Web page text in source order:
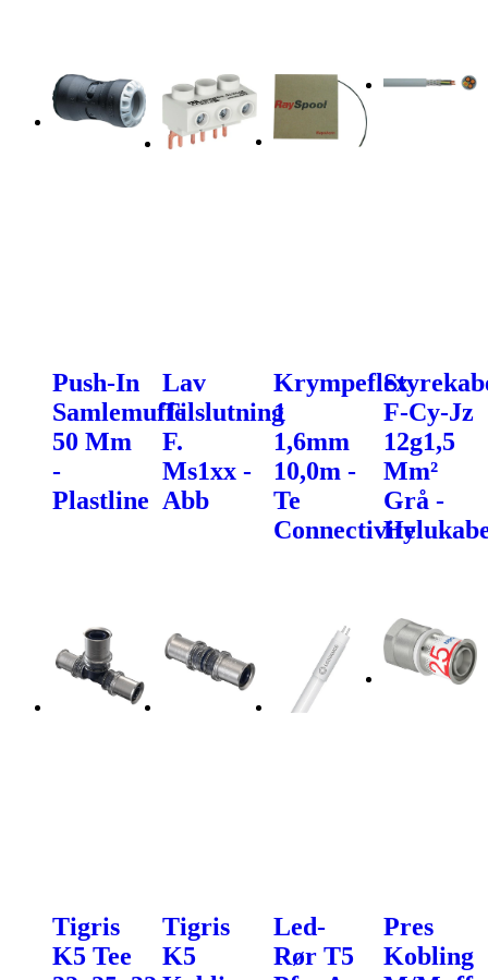
Push-In
Samlemuffe
50 Mm
-
Plastline
Lav
Tilslutning
F.
Ms1xx -
Abb
Krympeflex
1
1,6mm
10,0m -
Te
Connectivity
F-Cy-Jz
12g1,5
Mm²
Grå -
Tigris
K5 Tee
Tigris
K5
Led-
Rør T5
Pres
Kobling